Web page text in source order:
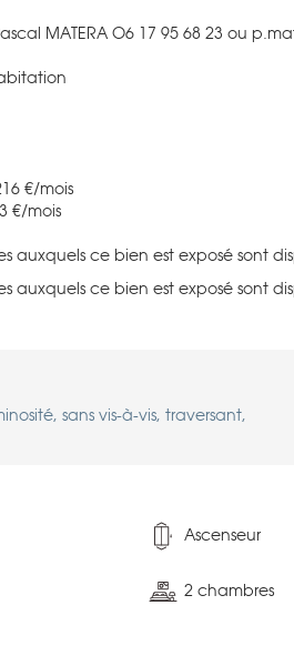
MATERA O6 17 95 68 23 ou
€/mois
€/mois
auxquels ce bien est exposé sont
auxquels ce bien est exposé sont
sans vis-à-vis, traversant,
Ascenseur
2 chambres